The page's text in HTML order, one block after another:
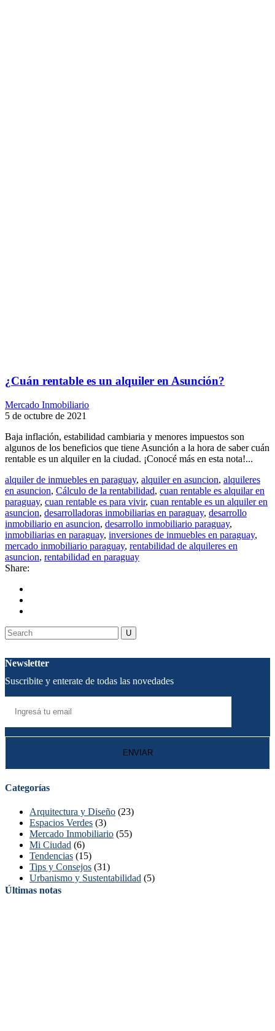
¿Cuán rentable es un alquiler en Asunción?
Mercado Inmobiliario
5 de octubre de 2021
Baja inflación, estabilidad cambiaria y menores impuestos son
algunos de los beneficios que tiene Asunción a la hora de saber cuán
rentable es un alquiler en la ciudad. ¡Conocé más en esta nota!...
alquiler de inmuebles en paraguay, alquiler en asuncion, alquileres
en asuncion, Cálculo de la rentabilidad, cuan rentable es alquilar en
paraguay, cuan rentable es para vivir, cuan rentable es un alquiler en
asuncion, desarrolladoras inmobiliarias en paraguay, desarrollo
inmobiliario en asuncion, desarrollo inmobiliario paraguay,
inmobiliarias en paraguay, inversiones de inmuebles en paraguay,
mercado inmobiliario paraguay, rentabilidad de alquileres en
asuncion, rentabilidad en paraguay
Share:
Newsletter
Suscribite y enterate de todas las novedades
Categorías
Arquitectura y Diseño (23)
Espacios Verdes (3)
Mercado Inmobiliario (55)
Mi Ciudad (6)
Tendencias (15)
Tips y Consejos (31)
Urbanismo y Sustentabilidad (5)
Últimas notas